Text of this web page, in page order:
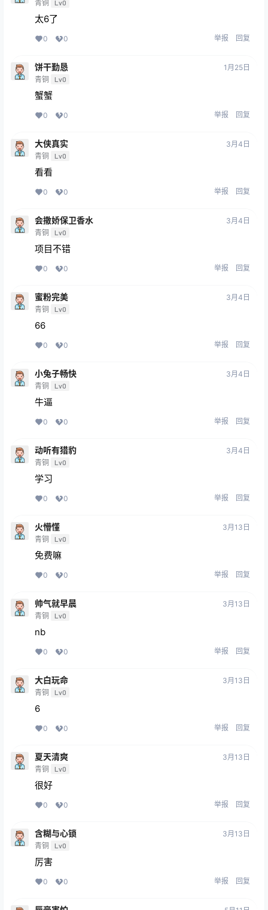
青铜 Lv0
太6了
0 0 举报 回复
饼干勤恳
青铜 Lv0
1月25日
蟹蟹
0 0 举报 回复
大侠真实
青铜 Lv0
3月4日
看看
0 0 举报 回复
会撒娇保卫香水
青铜 Lv0
3月4日
项目不错
0 0 举报 回复
蜜粉完美
青铜 Lv0
3月4日
66
0 0 举报 回复
小兔子畅快
青铜 Lv0
3月4日
牛逼
0 0 举报 回复
动听有猎豹
青铜 Lv0
3月4日
学习
0 0 举报 回复
火懵懂
青铜 Lv0
3月13日
免费嘛
0 0 举报 回复
帅气就早晨
青铜 Lv0
3月13日
nb
0 0 举报 回复
大白玩命
青铜 Lv0
3月13日
6
0 0 举报 回复
夏天清爽
青铜 Lv0
3月13日
很好
0 0 举报 回复
含糊与心锁
青铜 Lv0
3月13日
厉害
0 0 举报 回复